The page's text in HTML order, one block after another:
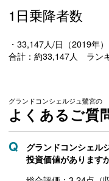
1日乗降者数
・33,147人/日（2019年）
合計：約33,147人 ラン
グランドコンシェルジュ鷺宮の
よくあるご質
グランドコンシェル
投資価値があります